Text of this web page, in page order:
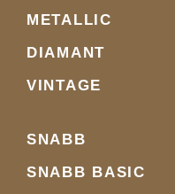
METALLIC
DIAMANT
VINTAGE
SNABB
SNABB BASIC